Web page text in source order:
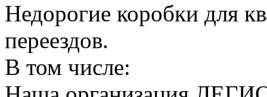
Недорогие коробки для
переездов.
В том числе: